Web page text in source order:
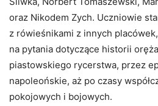
oraz Nikodem Zych. Uczniowie
z rówieśnikami z innych
na pytania dotyczące historii
piastowskiego rycerstwa, przez
napoleońskie, aż po czasy
pokojowych i bojowych.